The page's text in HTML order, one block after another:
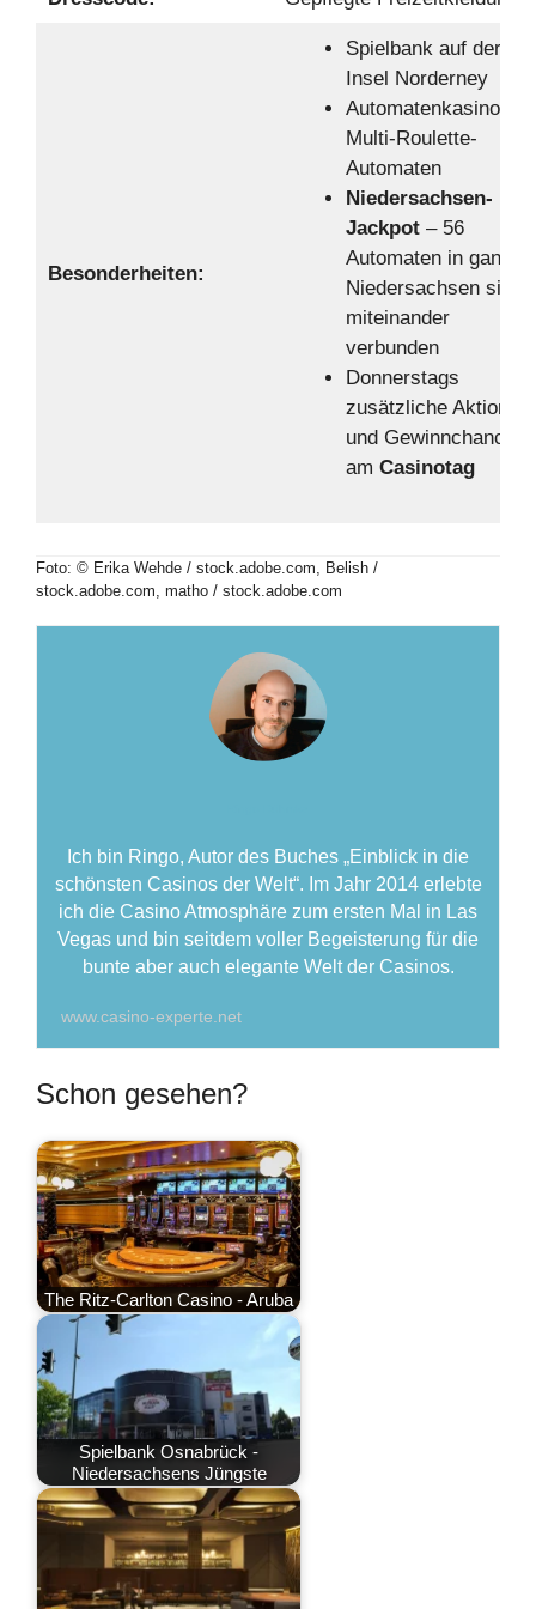
Besonderheiten:
Spielbank auf der
Insel Norderney
Automatenkasino –
Multi-Roulette-
Automaten
Niedersachsen-
Jackpot– 56
Automaten in ganz
Niedersachsen sind
miteinander
verbunden
Donnerstags
zusätzliche Aktionen
und Gewinnchancen
am Casinotag
Foto: © Erika Wehde / stock.adobe.com, Belish /
stock.adobe.com, matho / stock.adobe.com
Ich bin Ringo, Autor des Buches „Einblick in die
schönsten Casinos der Welt“. Im Jahr 2014 erlebte
ich die Casino Atmosphäre zum ersten Mal in Las
Vegas und bin seitdem voller Begeisterung für die
bunte aber auch elegante Welt der Casinos.
www.casino-experte.net
Schon gesehen?
The Ritz-Carlton Casino - Aruba
Spielbank Osnabrück -
Niedersachsens Jüngste